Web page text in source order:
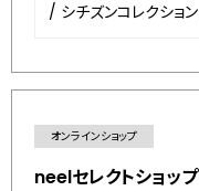
/ シチズンコレクション
オンラインショップ
neelセレクトショップ